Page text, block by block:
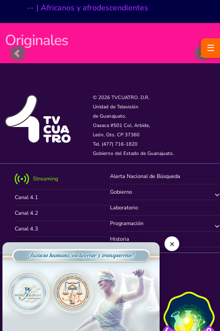
-- | Africanos y afrodescendientes
Originales
© 2026 TVCUATRO. D.R.
Unidad de Televisión
de Guanajuato.
Oaxaca #501 Col. Arbide,
León, Gto. CP 37360
Tel. (477) 716-1820
Gobierno del Estado de Guanajuato.
Streaming
Canal 4.1
Canal 4.2
Canal 4.3
Canal 4.4
Alerta Nacional de Búsqueda
Gobierno
Laboratorio
Programación
Historia
Síguenos en
App TVCUATRO
☰
×